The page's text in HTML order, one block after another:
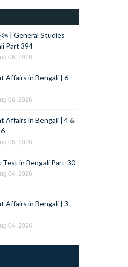
কুইজ | General Studies
Part 394
06, 2026
Affairs in Bengali | 6
06, 2026
Affairs in Bengali | 4 &
05, 2026
Test in Bengali Part-30
04, 2026
Affairs in Bengali | 3
04, 2026